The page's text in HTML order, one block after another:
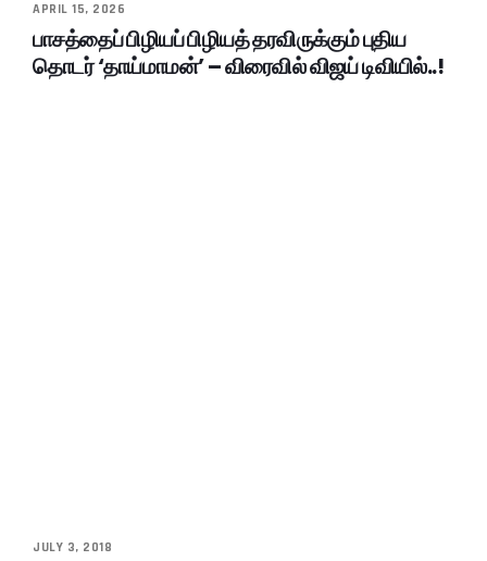
APRIL 15, 2026
பாசத்தைப் பிழியப் பிழியத் தரவிருக்கும் புதிய
தொடர் ‘தாய்மாமன்’ – விரைவில் விஜய் டிவியில்..!
JULY 3, 2018